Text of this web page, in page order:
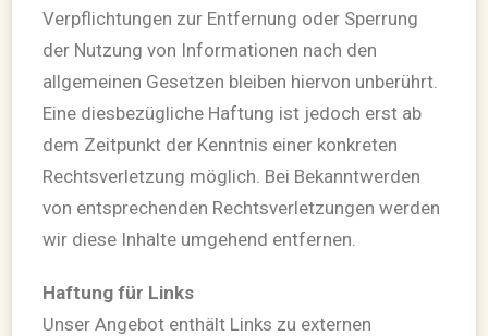
Verpflichtungen zur Entfernung oder Sperrung
der Nutzung von Informationen nach den
allgemeinen Gesetzen bleiben hiervon unberührt.
Eine diesbezügliche Haftung ist jedoch erst ab
dem Zeitpunkt der Kenntnis einer konkreten
Rechtsverletzung möglich. Bei Bekanntwerden
von entsprechenden Rechtsverletzungen werden
wir diese Inhalte umgehend entfernen.
Haftung für Links
Unser Angebot enthält Links zu externen